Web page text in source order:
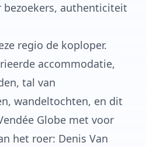
authenticiteit
regio de koploper.
accommodatie,
tal van
wandeltochten, en dit
Globe met voor
het roer: Denis Van